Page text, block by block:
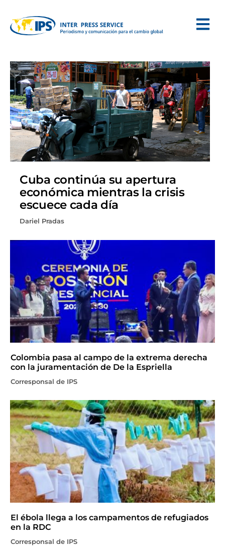
Cuba continúa su apertura
económica mientras la crisis
escuece cada día
Dariel Pradas
Colombia pasa al campo de la extrema derecha
con la juramentación de De la Espriella
Corresponsal de IPS
El ébola llega a los campamentos de refugiados
en la RDC
Corresponsal de IPS